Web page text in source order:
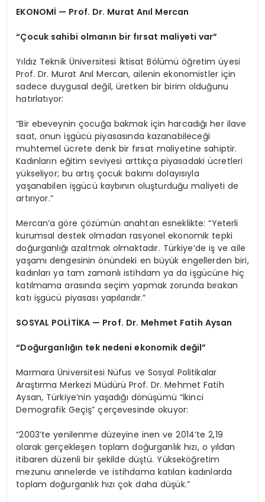
EKONOMİ — Prof. Dr. Murat Anıl Mercan
“Çocuk sahibi olmanın bir fırsat maliyeti var”
Yıldız Teknik Üniversitesi İktisat Bölümü öğretim üyesi
Prof. Dr. Murat Anıl Mercan, ailenin ekonomistler için
sadece duygusal değil, üretken bir birim olduğunu
hatırlatıyor:
“Bir ebeveynin çocuğa bakmak için harcadığı her ilave
saat, onun işgücü piyasasında kazanabileceği
muhtemel ücrete denk bir fırsat maliyetine sahiptir.
Kadınların eğitim seviyesi arttıkça piyasadaki ücretleri
yükseliyor; bu artış çocuk bakımı dolayısıyla
yaşanabilen işgücü kaybının oluşturduğu maliyeti de
artırıyor.”
Mercan’a göre çözümün anahtarı esneklikte: “Yeterli
kurumsal destek olmadan rasyonel ekonomik tepki
doğurganlığı azaltmak olmaktadır. Türkiye’de iş ve aile
yaşamı dengesinin önündeki en büyük engellerden biri,
kadınları ya tam zamanlı istihdam ya da işgücüne hiç
katılmama arasında seçim yapmak zorunda bırakan
katı işgücü piyasası yapılarıdır.”
SOSYAL POLİTİKA — Prof. Dr. Mehmet Fatih Aysan
“Doğurganlığın tek nedeni ekonomik değil”
Marmara Üniversitesi Nüfus ve Sosyal Politikalar
Araştırma Merkezi Müdürü Prof. Dr. Mehmet Fatih
Aysan, Türkiye’nin yaşadığı dönüşümü “İkinci
Demografik Geçiş” çerçevesinde okuyor:
“2003’te yenilenme düzeyine inen ve 2014’te 2,19
olarak gerçekleşen toplam doğurganlık hızı, o yıldan
itibaren düzenli bir şekilde düştü. Yükseköğretim
mezunu annelerde ve istihdama katılan kadınlarda
toplam doğurganlık hızı çok daha düşük.”